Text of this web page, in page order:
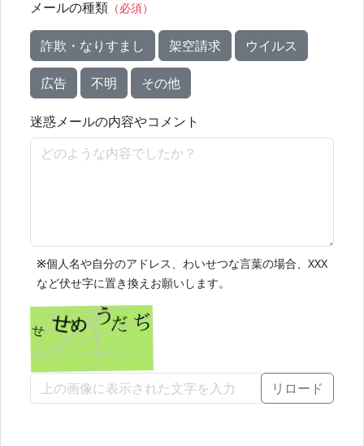
メールの種類 （必須）
詐欺・なりすまし 架空請求 ウイルス
広告 不明 その他
迷惑メールの内容やコメント
※個人名や自分のアドレス、わいせつな言葉の場合、XXX
など伏せ字に置き換えお願いします。
リロード